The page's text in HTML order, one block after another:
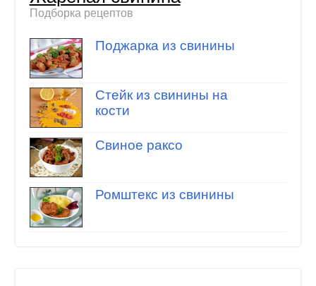
Подборка рецептов
Поджарка из свинины
Стейк из свинины на
кости
Свиное раксо
Ромштекс из свинины